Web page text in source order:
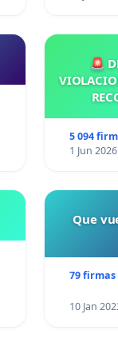
🚨
5 094
1 Jun 2026
Que
79 firmas
10 Jan